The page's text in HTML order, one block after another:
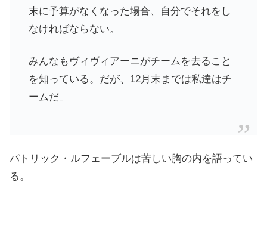
末に予算がなくなった場合、自分でそれをし
なければならない。
みんなもヴィヴィアーニがチームを去ること
を知っている。だが、12月末までは私達はチ
ームだ」
パトリック・ルフェーブルは苦しい胸の内を語ってい
る。